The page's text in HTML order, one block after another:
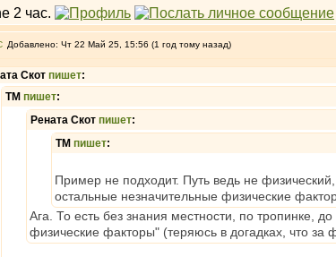
Добавлено: Чт 22 Май 25, 15:56 (1 год тому назад)
Скот пишет:
ТМ пишет:
Рената Скот пишет:
ТМ пишет:
Пример не подходит. Путь ведь не
остальные незначительные физические
Ага. То есть без знания местности, по тропинке,
физические факторы" (теряюсь в догадках, что за